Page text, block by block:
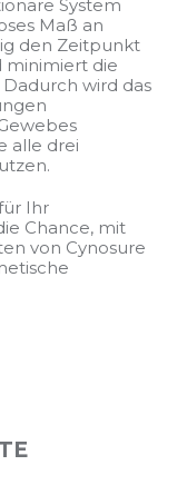
System
Maß an
den Zeitpunkt
minimiert die
wird das
alle drei
Ihr
Chance, mit
von Cynosure